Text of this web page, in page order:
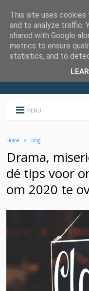
MENU
Home blog
Drama,
dé tips voor
om 2020 te
This site uses
and to analyze traffic.
shared with Google
metrics to ensure
statistics, and to